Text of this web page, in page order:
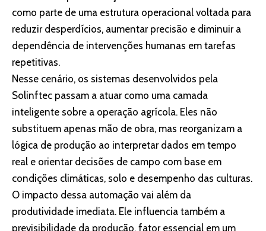
como parte de uma estrutura operacional voltada para
reduzir desperdícios, aumentar precisão e diminuir a
dependência de intervenções humanas em tarefas
repetitivas.
Nesse cenário, os sistemas desenvolvidos pela
Solinftec passam a atuar como uma camada
inteligente sobre a operação agrícola. Eles não
substituem apenas mão de obra, mas reorganizam a
lógica de produção ao interpretar dados em tempo
real e orientar decisões de campo com base em
condições climáticas, solo e desempenho das culturas.
O impacto dessa automação vai além da
produtividade imediata. Ele influencia também a
previsibilidade da produção, fator essencial em um